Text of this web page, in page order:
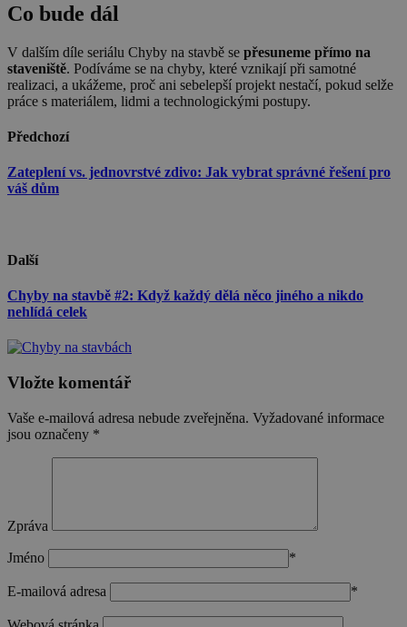
Co bude dál
V dalším díle seriálu Chyby na stavbě se přesuneme přímo na
staveniště. Podíváme se na chyby, které vznikají při samotné
realizaci, a ukážeme, proč ani sebelepší projekt nestačí, pokud selže
práce s materiálem, lidmi a technologickými postupy.
Předchozí
Zateplení vs. jednovrstvé zdivo: Jak vybrat správné řešení pro
váš dům
Další
Chyby na stavbě #2: Když každý dělá něco jiného a nikdo
nehlídá celek
Vložte komentář
Vaše e-mailová adresa nebude zveřejněna. Vyžadované informace
jsou označeny *
Zpráva
Jméno *
E-mailová adresa *